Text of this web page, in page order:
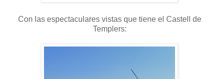
Con las espectaculares vistas que tiene el Castell de
Templers: